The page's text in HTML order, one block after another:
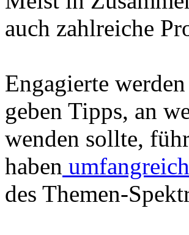
auch zahlreiche
Engagierte
geben Tipps, an
wenden sollte,
haben
des Themen-